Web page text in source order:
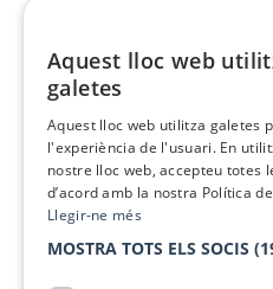
Política de cookies
Condicions d’ús
Comunicacions
Anuncia’t
Vull rebre la
Aquest lloc web
galetes
Aquest lloc web utilitza galetes
l'experiència de l'usuari. En
nostre lloc web, accepteu totes
d’acord amb la nostra Política
Llegir-ne més
MOSTRA TOTS ELS SOCIS